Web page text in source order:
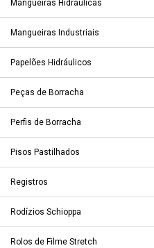
Mangueiras Hidráulicas
Mangueiras Industriais
Papelões Hidráulicos
Peças de Borracha
Perfis de Borracha
Pisos Pastilhados
Registros
Rodízios Schioppa
Rolos de Filme Stretch